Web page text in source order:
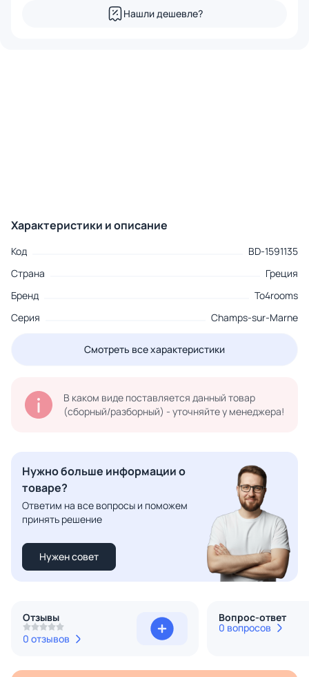
Нашли дешевле?
Характеристики и описание
Код
BD-1591135
Страна
Греция
Бренд
To4rooms
Серия
Champs-sur-Marne
Смотреть все характеристики
В каком виде поставляется данный товар
(сборный/разборный) - уточняйте у менеджера!
Нужно больше информации о
товаре?
Ответим на все вопросы и поможем
принять решение
Нужен совет
Отзывы
0 отзывов
Вопрос-ответ
0 вопросов